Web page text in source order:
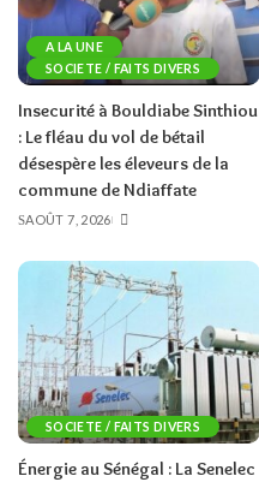
A LA UNE
SOCIETE / FAITS DIVERS
Insecurité à Bouldiabe Sinthiou
: Le fléau du vol de bétail
désespère les éleveurs de la
commune de Ndiaffate
AOÛT 7, 2026
SOCIETE / FAITS DIVERS
Énergie au Sénégal : La Senelec